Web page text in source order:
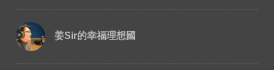
姜Sir的幸福理想國